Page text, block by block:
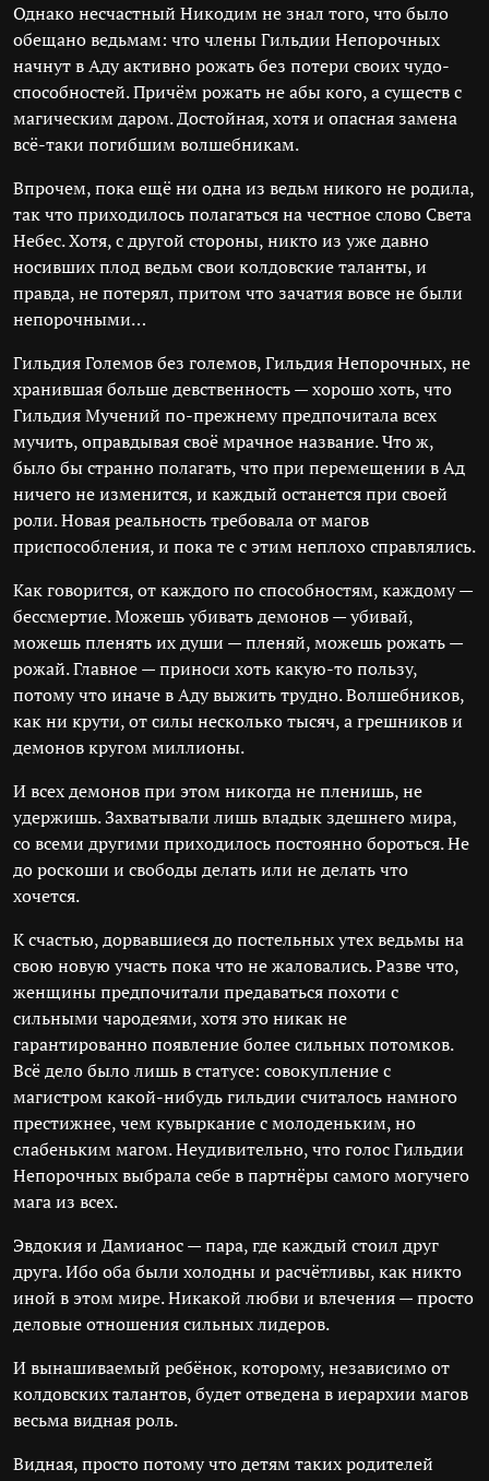
Однако несчастный Никодим не знал того, что было
обещано ведьмам: что члены Гильдии Непорочных
начнут в Аду активно рожать без потери своих чудо-
способностей. Причём рожать не абы кого, а существ с
магическим даром. Достойная, хотя и опасная замена
всё-таки погибшим волшебникам.
Впрочем, пока ещё ни одна из ведьм никого не родила,
так что приходилось полагаться на честное слово Света
Небес. Хотя, с другой стороны, никто из уже давно
носивших плод ведьм свои колдовские таланты, и
правда, не потерял, притом что зачатия вовсе не были
непорочными…
Гильдия Големов без големов, Гильдия Непорочных, не
хранившая больше девственность — хорошо хоть, что
Гильдия Мучений по-прежнему предпочитала всех
мучить, оправдывая своё мрачное название. Что ж,
было бы странно полагать, что при перемещении в Ад
ничего не изменится, и каждый останется при своей
роли. Новая реальность требовала от магов
приспособления, и пока те с этим неплохо справлялись.
Как говорится, от каждого по способностям, каждому —
бессмертие. Можешь убивать демонов — убивай,
можешь пленять их души — пленяй, можешь рожать —
рожай. Главное — приноси хоть какую-то пользу,
потому что иначе в Аду выжить трудно. Волшебников,
как ни крути, от силы несколько тысяч, а грешников и
демонов кругом миллионы.
И всех демонов при этом никогда не пленишь, не
удержишь. Захватывали лишь владык здешнего мира,
со всеми другими приходилось постоянно бороться. Не
до роскоши и свободы делать или не делать что
хочется.
К счастью, дорвавшиеся до постельных утех ведьмы на
свою новую участь пока что не жаловались. Разве что,
женщины предпочитали предаваться похоти с
сильными чародеями, хотя это никак не
гарантированно появление более сильных потомков.
Всё дело было лишь в статусе: совокупление с
магистром какой-нибудь гильдии считалось намного
престижнее, чем кувыркание с молоденьким, но
слабеньким магом. Неудивительно, что голос Гильдии
Непорочных выбрала себе в партнёры самого могучего
мага из всех.
Эвдокия и Дамианос — пара, где каждый стоил друг
друга. Ибо оба были холодны и расчётливы, как никто
иной в этом мире. Никакой любви и влечения — просто
деловые отношения сильных лидеров.
И вынашиваемый ребёнок, которому, независимо от
колдовских талантов, будет отведена в иерархии магов
весьма видная роль.
Видная, просто потому что детям таких родителей